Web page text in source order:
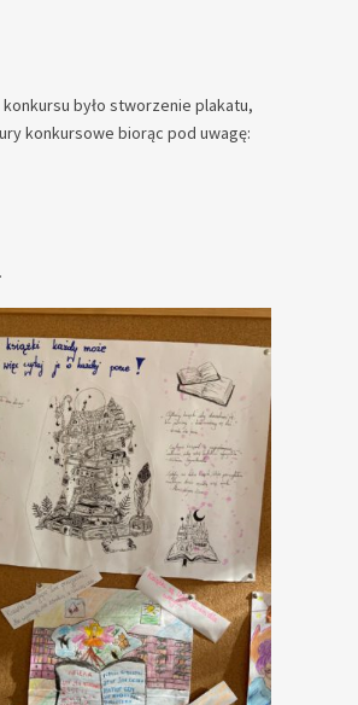
było stworzenie plakatu,
konkursowe biorąc pod uwagę: